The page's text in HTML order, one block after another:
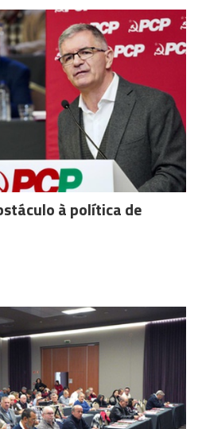
à política de